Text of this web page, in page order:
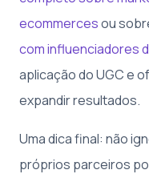
ecommercesou
com influenciadores
aplicação do UGC e
expandir resultados.
Uma dica final: não
próprios parceiros